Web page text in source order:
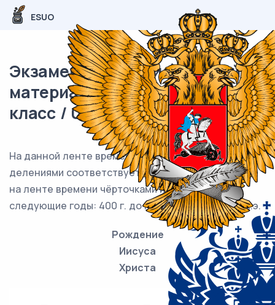
ESUO
Экзаменационный (типовой)
материал ВПР / История / 5
класс / 01 задание (25) / 12
На данной ленте времени каждый отрезок между
делениями соответствует одному веку. Отметьте
на ленте времени чёрточками и подпишите
следующие годы: 400 г. до н.э., 200 г. н.э., 190 г. н.э.
Рождение
Иисуса
Христа